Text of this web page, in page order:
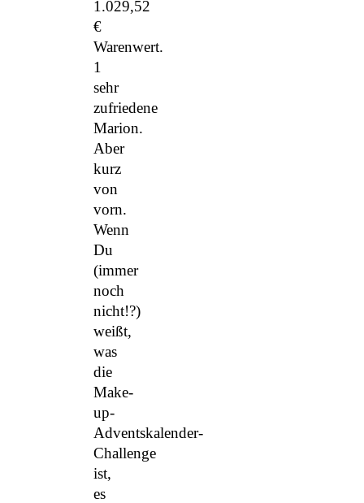
1.029,52
€
Warenwert.
1
sehr
zufriedene
Marion.
Aber
kurz
von
vorn.
Wenn
Du
(immer
noch
nicht!?)
weißt,
was
die
Make-
up-
Adventskalender-
Challenge
ist,
es